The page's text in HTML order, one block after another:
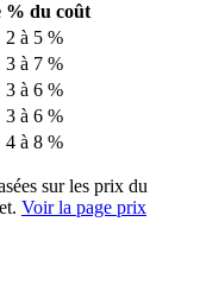
% du coût
2 à 5 %
3 à 7 %
3 à 6 %
3 à 6 %
4 à 8 %
sur les prix du
Voir la page prix